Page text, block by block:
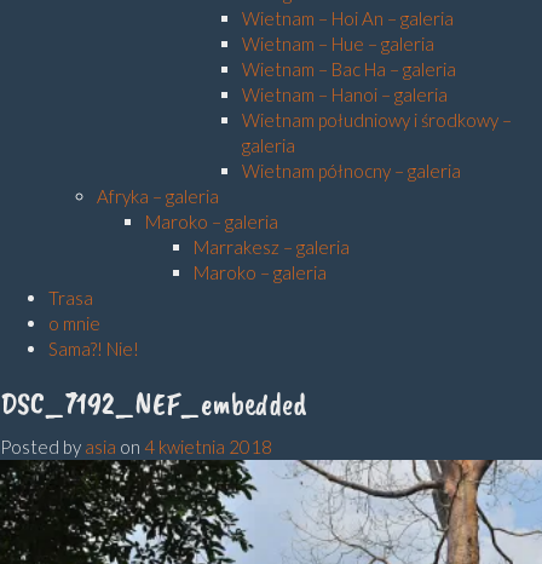
Wietnam – Hoi An – galeria
Wietnam – Hue – galeria
Wietnam – Bac Ha – galeria
Wietnam – Hanoi – galeria
Wietnam południowy i środkowy –
galeria
Wietnam północny – galeria
Afryka – galeria
Maroko – galeria
Marrakesz – galeria
Maroko – galeria
Trasa
o mnie
Sama?! Nie!
DSC_7192_NEF_embedded
Posted by asia on 4 kwietnia 2018